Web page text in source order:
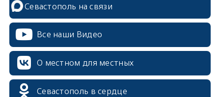
Севастополь на связи
Все наши Видео
О местном для местных
Севастополь в сердце